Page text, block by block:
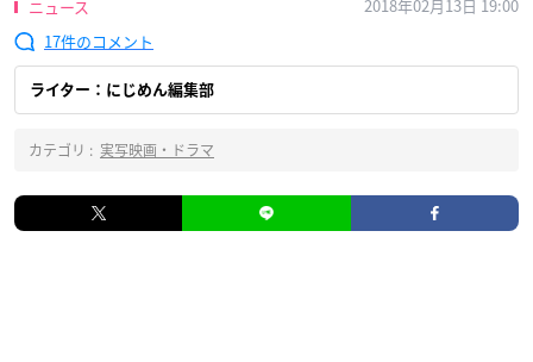
ニュース
2018年02月13日 19:00
17
ライター：にじめん編集部
カテゴリ : 実写映画・ドラマ